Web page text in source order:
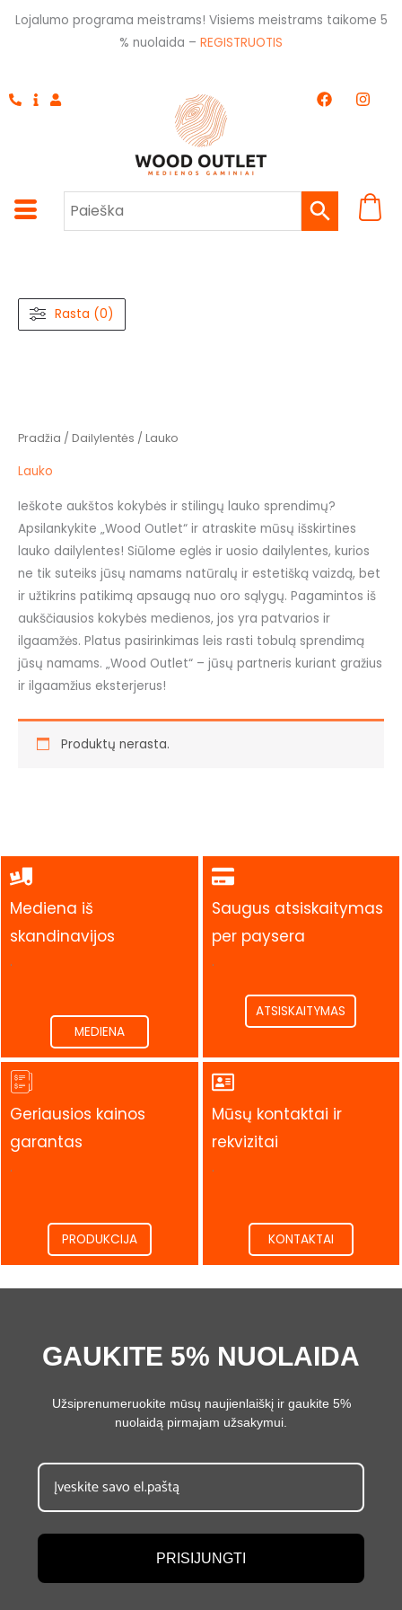
Pereiti
Lojalumo programa meistrams! Visiems meistrams taikome 5
% nuolaida – REGISTRUOTIS
F
a
k
I
n
a
m
Rasta (0)
Pradžia / Dailylentės / Lauko
Lauko
Ieškote aukštos kokybės ir stilingų lauko sprendimų?
Apsilankykite „Wood Outlet“ ir atraskite mūsų išskirtines
lauko dailylentes! Siūlome eglės ir uosio dailylentes, kurios
ne tik suteiks jūsų namams natūralų ir estetišką vaizdą, bet
ir užtikrins patikimą apsaugą nuo oro sąlygų. Pagamintos iš
aukščiausios kokybės medienos, jos yra patvarios ir
ilgaamžės. Platus pasirinkimas leis rasti tobulą sprendimą
jūsų namams. „Wood Outlet“ – jūsų partneris kuriant gražius
ir ilgaamžius eksterjerus!
Produktų nerasta.
Mediena iš
skandinavijos
.
MEDIENA
Saugus atsiskaitymas
per paysera
.
ATSISKAITYMAS
Geriausios kainos
garantas
.
PRODUKCIJA
Mūsų kontaktai ir
rekvizitai
.
KONTAKTAI
GAUKITE 5% NUOLAIDA
Užsiprenumeruokite mūsų naujienlaiškį ir gaukite 5%
nuolaidą pirmajam užsakymui.
PRISIJUNGTI